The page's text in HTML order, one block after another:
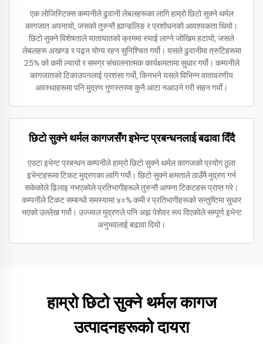
एक लोजिस्टिक्स कम्पनीले ढुवानी लेबलहरूका लागि हाम्रो छिटो सुक्ने थर्मल
कागजात अपनायो, जसको तुरुन्तै ह्यान्डलिङ र प्रशोधनको आवश्यकता थियो।
छिटो सुक्ने विशेषताले यातायातको क्रममा स्याई लाग्ने जोखिम हटायो, जसले
लेबलहरू अखण्ड र पढ्न योग्य रहन सुनिश्चित गर्यो। यसले ढुवानीमा त्रुटिहरूमा
25% को कमी ल्यायो र समग्र संचालनात्मक कार्यक्षमतामा सुधार गर्यो। कम्पनीले
कागजातको टिकाउपनलाई प्रशंसा गर्यो, किनभने यसले विभिन्न वातावरणीय
अवस्थाहरूमा पनि मुद्रण गुणस्तरमा कुनै आटा नआउने गरी सहन गर्यो।
छिटो सुक्ने थर्मल कागजसँग इभेन्ट प्रबन्धनलाई बढावा दिँदै
एउटा इभेन्ट प्रबन्धन कम्पनीले हाम्रो छिटो सुक्ने थर्मल कागजको प्रयोग ठूला
इभेन्टहरूमा टिकट मुद्रणका लागि गर्यो। छिटो सुक्ने क्षमताले ठाउँमै मुद्रण गर्न
सकेकोले ढिलाइ नभएकोले प्रतिभागीहरूले तुरुन्तै आफ्ना टिकटहरू प्राप्त गरे।
कम्पनीले टिकट सम्बन्धी समस्यामा ४०% कमी र प्रतिभागीहरूको सन्तुष्टिमा सुधार
भएको उल्लेख गर्यो। उज्ज्वल मुद्रणले पनि अझ पेशेवर रूप दिएकोले सम्पूर्ण इभेन्ट
अनुभवलाई बढावा दियो।
हाम्रो छिटो सुक्ने थर्मल कागज
उत्पादनहरूको दायरा